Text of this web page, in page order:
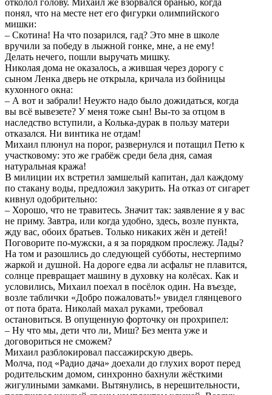
понял, что на месте нет его фигурки олимпийского
мишки:
– Скотина! На что позарился, гад? Это мне в школе
вручили за победу в лыжной гонке, мне, а не ему!
Делать нечего, пошли выручать мишку.
Николая дома не оказалось, а жившая через дорогу с
сыном Ленка дверь не открыла, кричала из бойницы
кухонного окна:
– А вот и забрали! Неужто надо было дожидаться, когда
вы всё вывезете? У меня тоже сын! Вы-то за отцом в
наследство вступили, а Колька-дурак в пользу матери
отказался. Ни винтика не отдам!
Михаил плюнул на порог, развернулся и потащил Петю к
участковому: это же грабёж среди бела дня, самая
натуральная кража!
В милиции их встретил замшелый капитан, дал каждому
по стакану воды, предложил закурить. На отказ от сигарет
кивнул одобрительно:
– Хорошо, что не травитесь. Значит так: заявление я у вас
не приму. Завтра, или когда удобно, здесь, возле пункта,
жду вас, обоих братьев. Только никаких жён и детей!
Поговорите по-мужски, а я за порядком прослежу. Лады?
На том и разошлись до следующей субботы, нестерпимо
жаркой и душной. На дороге едва ли асфальт не плавится,
солнце превращает машину в духовку на колёсах. Как и
условились, Михаил поехал в посёлок один. На въезде,
возле таблички «Добро пожаловать!» увидел глянцевого
от пота брата. Николай махал руками, требовал
остановиться. В опущенную форточку он прохрипел:
– Ну что мы, дети что ли, Миш? Без мента уже и
договориться не сможем?
Михаил разблокировал пассажирскую дверь.
Молча, под «Радио дача» доехали до глухих ворот перед
родительским домом, синхронно бахнули жёсткими
жигулиными замками. Вытянулись, в нерешительности,